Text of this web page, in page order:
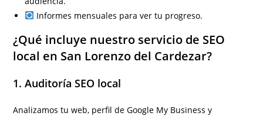
Informes mensuales para ver tu progreso.
¿Qué incluye nuestro servicio de SEO
local en San Lorenzo del Cardezar?
1. Auditoría SEO local
Analizamos tu web, perfil de Google My Business y